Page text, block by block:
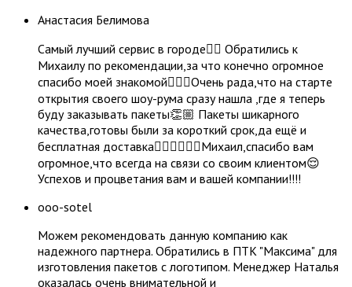
​Анастасия Белимова
Самый лучший сервис в городе👌🏼 Обратились к
Михаилу по рекомендации,за что конечно огромное
спасибо моей знакомой👍🏼😃Очень рада,что на старте
открытия своего шоу-рума сразу нашла ,где я теперь
буду заказывать пакеты👏🏼 Пакеты шикарного
качества,готовы были за короткий срок,да ещё и
бесплатная доставка👍🏼👍🏼👍🏼Михаил,спасибо вам
огромное,что всегда на связи со своим клиентом😌
Успехов и процветания вам и вашей компании!!!!
ooo-sotel
Можем рекомендовать данную компанию как
надежного партнера. Обратились в ПТК "Максима" для
изготовления пакетов с логотипом. Менеджер Наталья
оказалась очень внимательной и